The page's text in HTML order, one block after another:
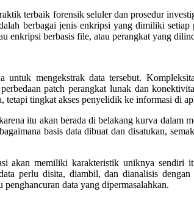
terbaik forensik seluler dan prosedur
berbagai jenis enkripsi yang dimiliki
enkripsi berbasis file, atau perangkat yang
mengekstrak data tersebut.
patch perangkat lunak dan
tingkat akses penyelidik ke informasi di
itu akan berada di belakang kurva dalam
basis data dibuat dan disatukan,
akan memiliki karakteristik uniknya sendiri
perlu disita, diambil, dan dianalisis
data yang dipermasalahkan.